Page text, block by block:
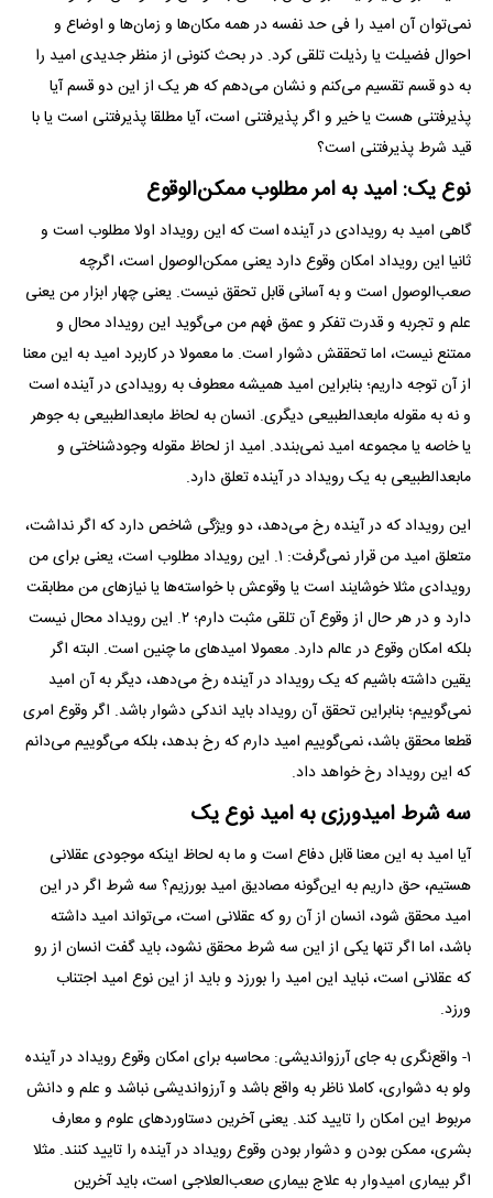
نمی‌توان آن امید را فی حد نفسه در همه مکان‌ها و زمان‌ها و اوضاع و
احوال فضیلت یا رذیلت تلقی کرد. در بحث کنونی از منظر جدیدی امید را
به دو قسم تقسیم می‌کنم و نشان می‌دهم که هر یک از این دو قسم آیا
پذیرفتنی هست یا خیر و اگر پذیرفتنی است، آیا مطلقا پذیرفتنی است یا با
قید شرط پذیرفتنی است؟
نوع یک: امید به امر مطلوب ممکن‌الوقوع
گاهی امید به رویدادی در آینده است که این رویداد اولا مطلوب است و
ثانیا این رویداد امکان وقوع دارد یعنی ممکن‌الوصول است، اگرچه
صعب‌الوصول است و به آسانی قابل تحقق نیست. یعنی چهار ابزار من یعنی
علم و تجربه و قدرت تفکر و عمق فهم من می‌گوید این رویداد محال و
ممتنع نیست، اما تحققش دشوار است. ما معمولا در کاربرد امید به این معنا
از آن توجه داریم؛ بنابراین امید همیشه معطوف به رویدادی در آینده است
و نه به مقوله مابعدالطبیعی دیگری. انسان به لحاظ مابعدالطبیعی به جوهر
یا خاصه یا مجموعه امید نمی‌بندد. امید از لحاظ مقوله وجودشناختی و
مابعدالطبیعی به یک رویداد در آینده تعلق دارد.
این رویداد که در آینده رخ می‌دهد، دو ویژگی شاخص دارد که اگر نداشت،
متعلق امید من قرار نمی‌گرفت: ۱. این رویداد مطلوب است، یعنی برای من
رویدادی مثلا خوشایند است یا وقوعش با خواسته‌ها یا نیاز‌های من مطابقت
دارد و در هر حال از وقوع آن تلقی مثبت دارم؛ ۲. این رویداد محال نیست
بلکه امکان وقوع در عالم دارد. معمولا امید‌های ما چنین است. البته اگر
یقین داشته باشیم که یک رویداد در آینده رخ می‌دهد، دیگر به آن امید
نمی‌گوییم؛ بنابراین تحقق آن رویداد باید اندکی دشوار باشد. اگر وقوع امری
قطعا محقق باشد، نمی‌گوییم امید دارم که رخ بدهد، بلکه می‌گوییم می‌دانم
که این رویداد رخ خواهد داد.
سه شرط امیدورزی به امید نوع یک
آیا امید به این معنا قابل دفاع است و ما به لحاظ اینکه موجودی عقلانی
هستیم، حق داریم به این‌گونه مصادیق امید بورزیم؟ سه شرط اگر در این
امید محقق شود، انسان از آن رو که عقلانی است، می‌تواند امید داشته
باشد، اما اگر تنها یکی از این سه شرط محقق نشود، باید گفت انسان از رو
که عقلانی است، نباید این امید را بورزد و باید از این نوع امید اجتناب
ورزد.
۱- واقع‌نگری به جای آرزواندیشی: محاسبه برای امکان وقوع رویداد در آینده
ولو به دشواری، کاملا ناظر به واقع باشد و آرزواندیشی نباشد و علم و دانش
مربوط این امکان را تایید کند. یعنی آخرین دستاورد‌های علوم و معارف
بشری، ممکن بودن و دشوار بودن وقوع رویداد در آینده را تایید کنند. مثلا
اگر بیماری امیدوار به علاج بیماری صعب‌العلاجی است، باید آخرین